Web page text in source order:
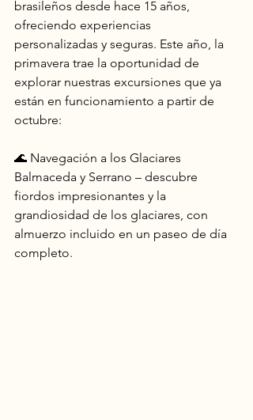
brasileños desde hace 15 años,
ofreciendo experiencias
personalizadas y seguras. Este año, la
primavera trae la oportunidad de
explorar nuestras excursiones que ya
están en funcionamiento a partir de
octubre:
🌊 Navegación a los Glaciares
Balmaceda y Serrano – descubre
fiordos impresionantes y la
grandiosidad de los glaciares, con
almuerzo incluido en un paseo de día
completo.